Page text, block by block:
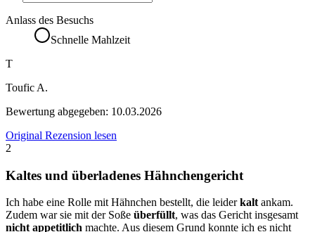
Anlass des Besuchs
Schnelle Mahlzeit
T
Toufic A.
Bewertung abgegeben: 10.03.2026
Original Rezension lesen
2
Kaltes und überladenes Hähnchengericht
Ich habe eine Rolle mit Hähnchen bestellt, die leiderkaltankam.
Zudem war sie mit der Soße überfüllt, was das Gericht insgesamt
nicht appetitlich machte. Aus diesem Grund konnte ich es nicht